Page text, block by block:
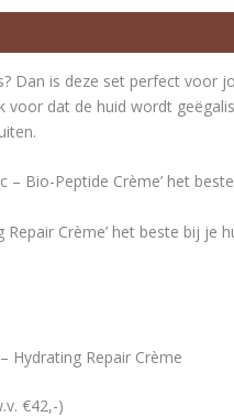
Dan is deze set perfect
dat de huid wordt
Bio-Peptide Crème’ het
Crème’ het beste bij je
Hydrating Repair Crème
€42,-)